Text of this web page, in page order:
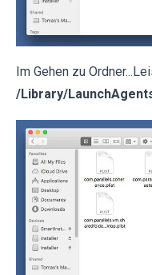
Im Gehen zu
/Library/